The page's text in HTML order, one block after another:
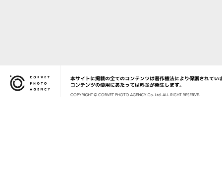
Corvet Photo Agency
本サイトに掲載の全てのコンテンツは著作権法により保護されてい
コンテンツの使用にあたっては料金が発生します。